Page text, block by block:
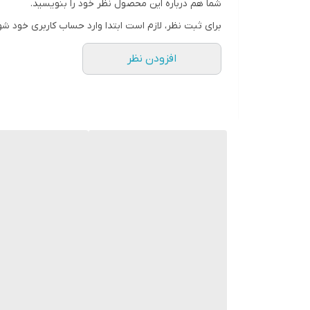
شما هم درباره این محصول نظر خود را بنویسید.
برای ثبت نظر، لازم است ابتدا وارد حساب کاربری خود
افزودن نظر